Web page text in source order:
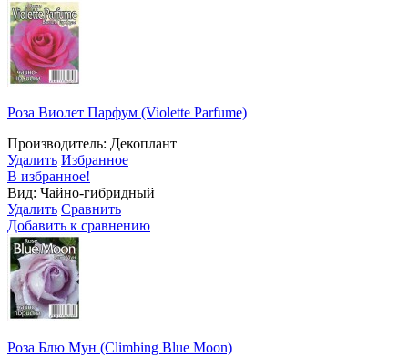
Роза Виолет Парфум (Violette Parfume)
Производитель: Декоплант
Удалить Избранное
В избранное!
Вид: Чайно-гибридный
Удалить Сравнить
Добавить к сравнению
Роза Блю Мун (Climbing Blue Moon)